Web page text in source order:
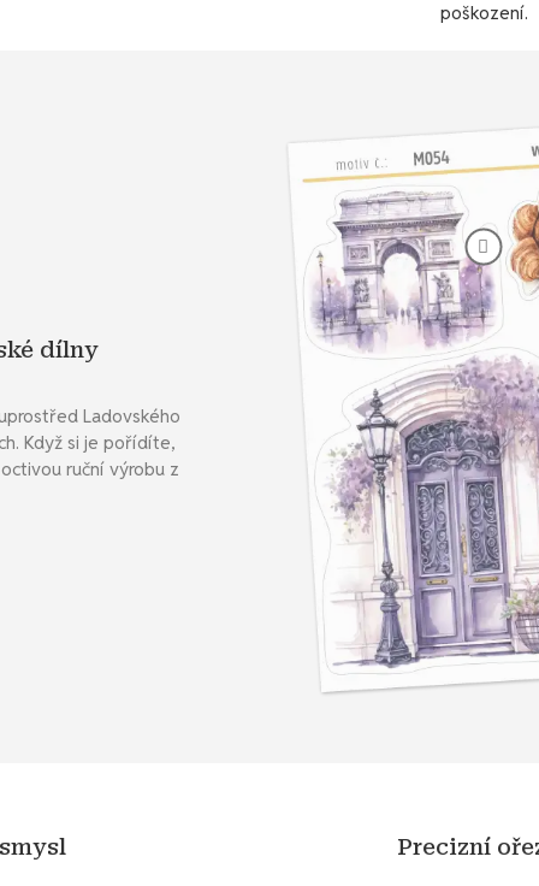
poškození.
dílny
Ladovského
Když si je pořídíte,
ruční výrobu z
Precizní